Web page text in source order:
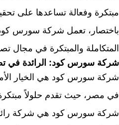
مبتكرة وفعالة تساعدها على
باختصار، تعمل شركة سورس
المتكاملة والمبتكرة في مجال
شركة سورس كود: الرائدة في
شركة سورس كود هي الخيار
في مصر، حيث تقدم حلولاً
شركة سورس كود هي شركة